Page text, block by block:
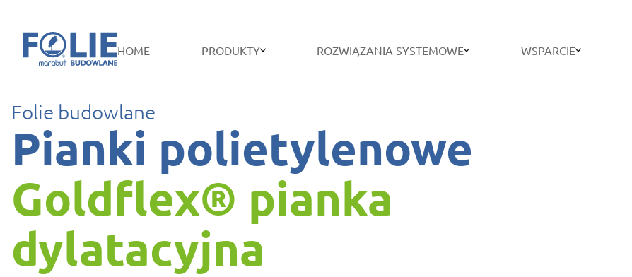
HOME PRODUKTY ROZWIĄZANIA SYSTEMOWE WSPARCIE
Folie budowlane
Pianki polietylenowe
Goldflex® pianka
dylatacyjna